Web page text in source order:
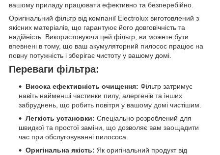
вашому приладу працювати ефективно та безперебійно.
Оригінальний фільтр від компанії Electrolux виготовлений з
якісних матеріалів, що гарантуює його довговічність та
надійність. Використовуючи цей фільтр, ви можете бути
впевнені в тому, що ваш акумуляторний пилосос працює на
повну потужність і зберігає чистоту у вашому домі.
Переваги фільтра:
Висока ефективність очищення: Фільтр затримує
навіть найменші частинки пилу, алергенів та інших
забруднень, що робить повітря у вашому домі чистішим.
Легкість установки: Спеціально розроблений для
швидкої та простої заміни, що дозволяє вам заощадити
час при обслуговуванні пилососа.
Оригінальна якість: Як оригінальний продукт від